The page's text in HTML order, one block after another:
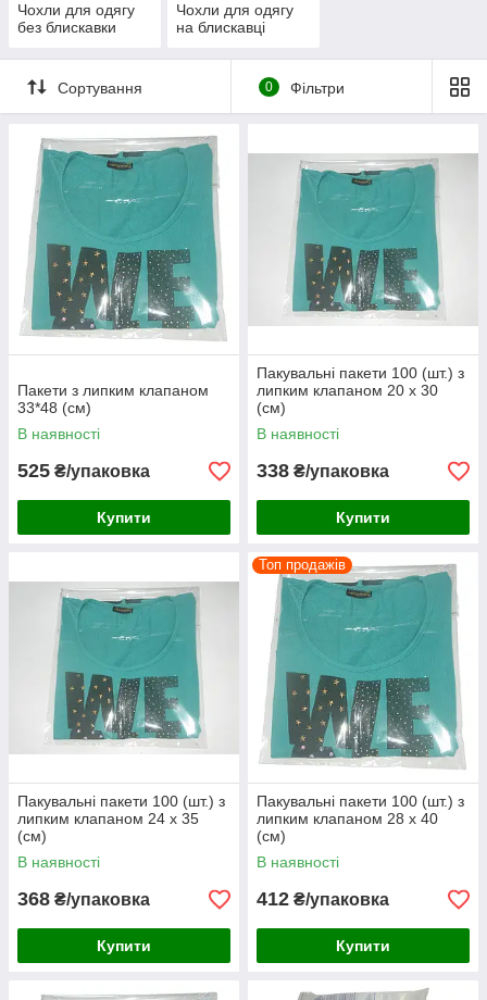
Чохли для одягу
без блискавки
Чохли для одягу
на блискавці
Сортування 0 Фільтри
Пакети з липким клапаном
33*48 (см)
В наявності
525 ₴/упаковка
Купити
Пакувальні пакети 100 (шт.) з
липким клапаном 20 х 30
(см)
В наявності
338 ₴/упаковка
Купити
Пакувальні пакети 100 (шт.) з
липким клапаном 24 х 35
(см)
В наявності
368 ₴/упаковка
Купити
Топ продажів
Пакувальні пакети 100 (шт.) з
липким клапаном 28 х 40
(см)
В наявності
412 ₴/упаковка
Купити